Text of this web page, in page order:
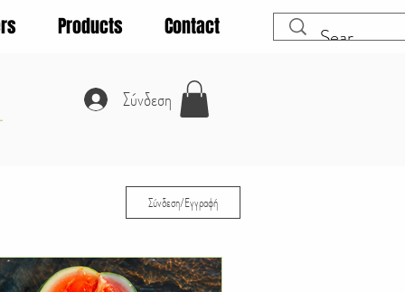
Products Contact
Σύνδεση
Οικολογία
Σύνδεση/Εγγραφή